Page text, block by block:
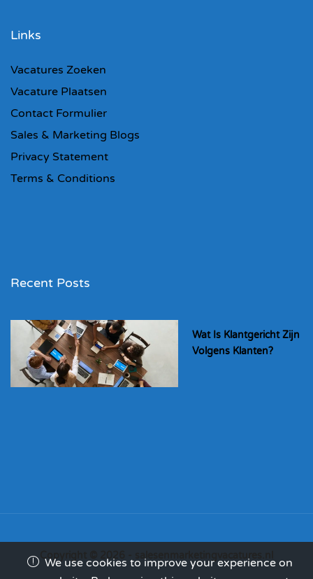
Links
Vacatures Zoeken
Vacature Plaatsen
Contact Formulier
Sales & Marketing Blogs
Privacy Statement
Terms & Conditions
Recent Posts
Wat Is Klantgericht Zijn
Volgens Klanten?
Copyright © 2026 - salesenmarketingvacatures.nl
We use cookies to improve your experience on